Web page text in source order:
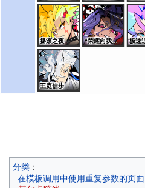
摇滚之夜 “荣耀向我俯首”·艾夏拉
王庭信步
分类 ：
在模板调用中使用重复参数的页面